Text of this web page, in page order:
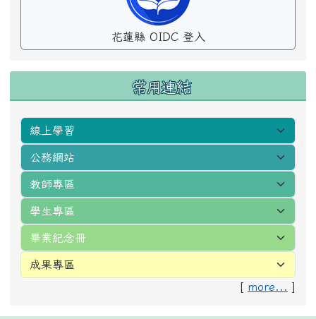
花蓮縣 OIDC 登入
常用連結
[ more... ]